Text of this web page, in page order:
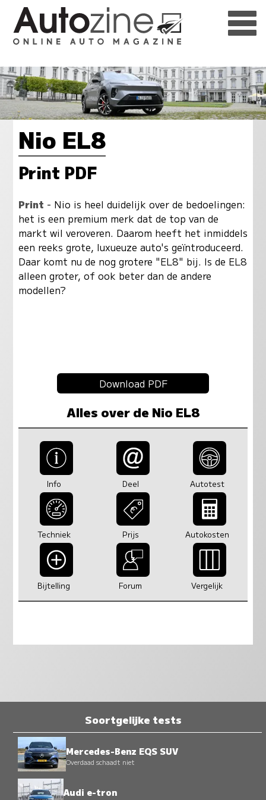
Nio EL8
Print PDF
Print - Nio is heel duidelijk over de bedoelingen:
het is een premium merk dat de top van de
markt wil veroveren. Daarom heeft het inmiddels
een reeks grote, luxueuze auto's geïntroduceerd.
Daar komt nu de nog grotere "EL8" bij. Is de EL8
alleen groter, of ook beter dan de andere
modellen?
Download PDF
Alles over de Nio EL8
Info Deel Autotest
Techniek Prijs Autokosten
Bijtelling Forum Vergelijk
Soortgelijke tests
Mercedes-Benz EQS SUV
Overdaad schaadt niet
Audi e-tron